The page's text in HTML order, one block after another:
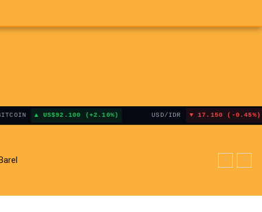
US$92.100 (+2.10%) USD/IDR 17.150 (-0.45%)